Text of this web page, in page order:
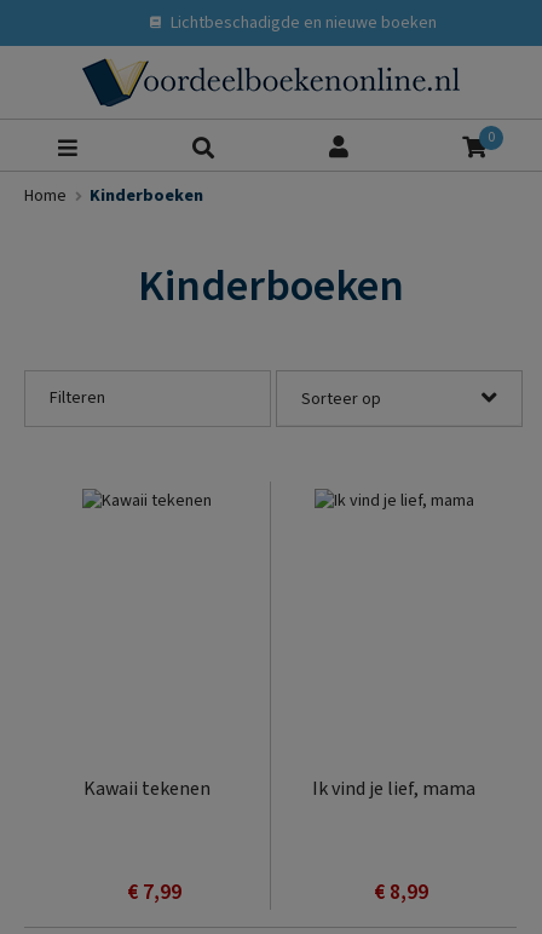
Lichtbeschadigde en nieuwe boeken
0
Home Kinderboeken
Kinderboeken
Filteren
Kawaii tekenen
€ 7,99
Ik vind je lief, mama
€ 8,99